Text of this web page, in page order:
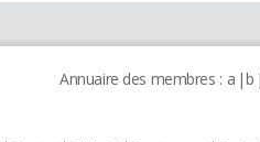
Annuaire des membres : a b